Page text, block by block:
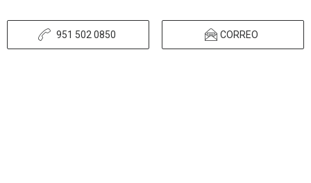
951 502 0850 CORREO